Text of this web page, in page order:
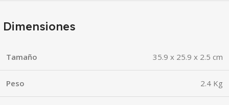
Dimensiones
Tamaño 35.9 x 25.9 x 2.5 cm
Peso 2.4 Kg